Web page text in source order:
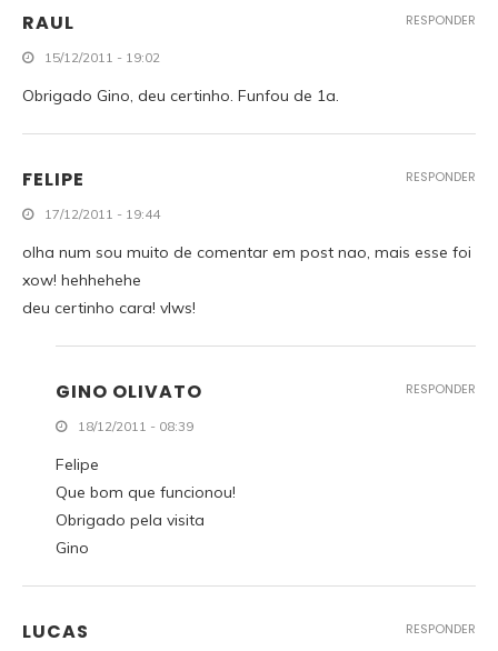
RAUL
15/12/2011 - 19:02
Obrigado Gino, deu certinho. Funfou de 1a.
RESPONDER
FELIPE
17/12/2011 - 19:44
olha num sou muito de comentar em post nao, mais esse foi
xow! hehhehehe
deu certinho cara! vlws!
RESPONDER
GINO OLIVATO
18/12/2011 - 08:39
Felipe
Que bom que funcionou!
Obrigado pela visita
Gino
RESPONDER
LUCAS RESPONDER